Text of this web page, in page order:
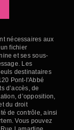
nécessaires aux
fichier
et ses sous-
Les
destinataires
Pont-l'Abbé
d’accès, de
d’opposition,
du droit
de contrôle, ainsi
Vous pouvez